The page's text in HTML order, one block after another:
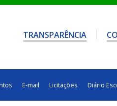
TRANSPARÊNCIA
E-mail Licitações Diário